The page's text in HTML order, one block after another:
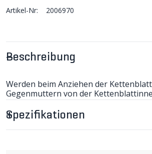
Beschreibung
Werden beim Anziehen der
Gegenmuttern von der
gegengehalten, drehen sie mit und
unzureichend festgezogen werden.
Dank abgewinkelter Form können
Spezifikationen
Artikel-Nr: 2006970